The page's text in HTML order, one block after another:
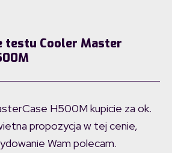
testu Cooler Master
H500M kupicie za ok.
propozycja w tej cenie,
Wam polecam.